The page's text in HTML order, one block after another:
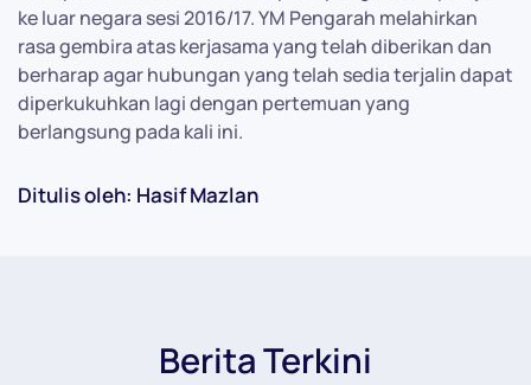
ke luar negara sesi 2016/17. YM Pengarah melahirkan
rasa gembira atas kerjasama yang telah diberikan dan
berharap agar hubungan yang telah sedia terjalin dapat
diperkukuhkan lagi dengan pertemuan yang
berlangsung pada kali ini.
Ditulis oleh: Hasif Mazlan
Berita Terkini